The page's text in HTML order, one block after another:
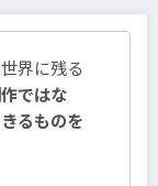
界に残る
ではな
るものを